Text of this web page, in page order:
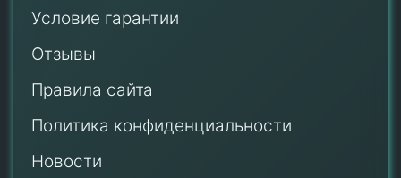
Условие гарантии
Отзывы
Правила сайта
Политика конфиденциальности
Новости